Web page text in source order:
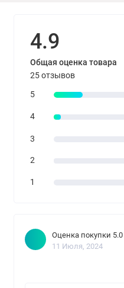
4.9
Общая оценка товара
25 отзывов
5
4
3
2
1
Оценка покупки 5.0
11 Июля, 2024